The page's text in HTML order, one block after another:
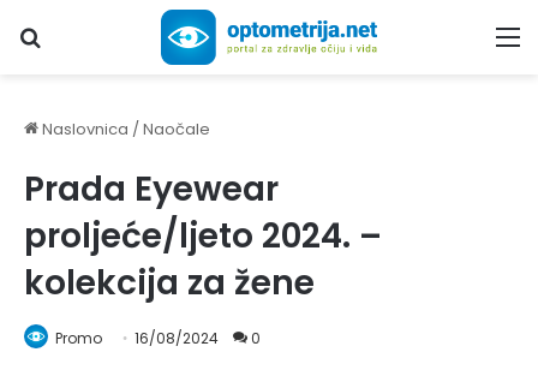
Upiši traženi pojam...
Naslovnica /Naočale
Prada Eyewear
proljeće/ljeto 2024. –
kolekcija za žene
Promo 16/08/2024 0